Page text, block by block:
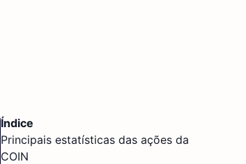
Índice
Principais estatísticas das ações da
COIN